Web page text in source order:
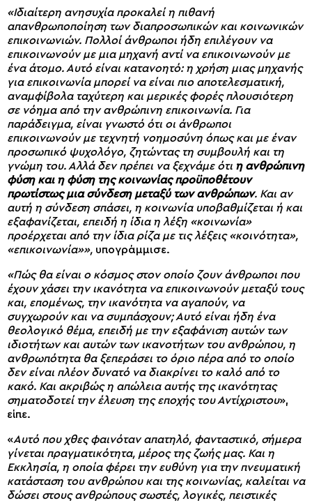
«Ιδιαίτερη ανησυχία προκαλεί η πιθανή
απανθρωποποίηση των διαπροσωπικών και κοινωνικών
επικοινωνιών. Πολλοί άνθρωποι ήδη επιλέγουν να
επικοινωνούν με μια μηχανή αντί να επικοινωνούν με
ένα άτομο. Αυτό είναι κατανοητό: η χρήση μιας μηχανής
για επικοινωνία μπορεί να είναι πιο αποτελεσματική,
αναμφίβολα ταχύτερη και μερικές φορές πλουσιότερη
σε νόημα από την ανθρώπινη επικοινωνία. Για
παράδειγμα, είναι γνωστό ότι οι άνθρωποι
επικοινωνούν με τεχνητή νοημοσύνη όπως και με έναν
προσωπικό ψυχολόγο, ζητώντας τη συμβουλή και τη
γνώμη του. Αλλά δεν πρέπει να ξεχνάμε ότι η ανθρώπινη
φύση και η φύση της κοινωνίας προϋποθέτουν
πρωτίστως μια σύνδεση μεταξύ των ανθρώπων. Και αν
αυτή η σύνδεση σπάσει, η κοινωνία υποβαθμίζεται ή και
εξαφανίζεται, επειδή η ίδια η λέξη «κοινωνία»
προέρχεται από την ίδια ρίζα με τις λέξεις «κοινότητα»,
«επικοινωνία»», υπογράμμισε.
«Πώς θα είναι ο κόσμος στον οποίο ζουν άνθρωποι που
έχουν χάσει την ικανότητα να επικοινωνούν μεταξύ τους
και, επομένως, την ικανότητα να αγαπούν, να
συγχωρούν και να συμπάσχουν; Αυτό είναι ήδη ένα
θεολογικό θέμα, επειδή με την εξαφάνιση αυτών των
ιδιοτήτων και αυτών των ικανοτήτων του ανθρώπου, η
ανθρωπότητα θα ξεπεράσει το όριο πέρα ​​από το οποίο
δεν είναι πλέον δυνατό να διακρίνει το καλό από το
κακό. Και ακριβώς η απώλεια αυτής της ικανότητας
σηματοδοτεί την έλευση της εποχής του Αντίχριστου»,
είπε.
«Αυτό που χθες φαινόταν απατηλό, φανταστικό, σήμερα
γίνεται πραγματικότητα, μέρος της ζωής μας. Και η
Εκκλησία, η οποία φέρει την ευθύνη για την πνευματική
κατάσταση του ανθρώπου και της κοινωνίας, καλείται να
δώσει στους ανθρώπους σωστές, λογικές, πειστικές